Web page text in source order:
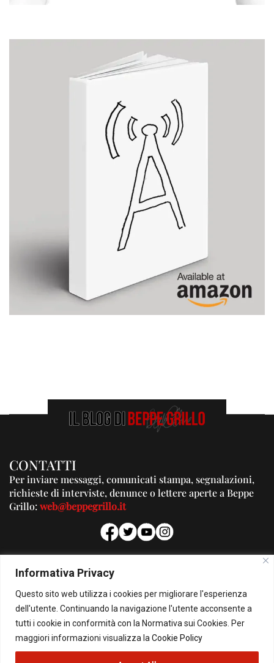
Informativa Privacy
Questo sito web utilizza i cookies per migliorare l'esperienza
dell'utente. Continuando la navigazione l'utente acconsente a
tutti i cookie in conformità con la Normativa sui Cookies. Per
maggiori informazioni visualizza la Cookie Policy
CONTATTI
Per inviare messaggi, comunicati stampa, segnalazioni,
richieste di interviste, denunce o lettere aperte a Beppe
Grillo:web@beppegrillo.it
PUBBLICITA'
Per la tua pubblicità su questo Blog:
pubblicita@beppegrillo.it